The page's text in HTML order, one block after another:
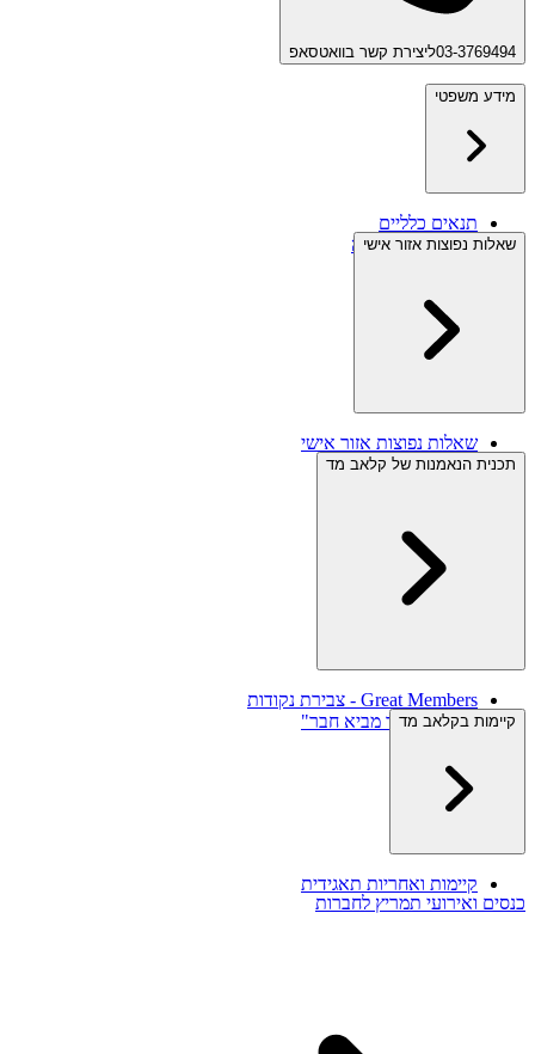
03-3769494ליצירת קשר בוואטסאפ
מידע משפטי
תנאים כלליים
תנאי ביטול עסקה
שאלות נפוצות אזור אישי
שאלות נפוצות אזור אישי
תכנית הנאמנות של קלאב מד
Great Members - צבירת נקודות
תוכנית "חבר מביא חבר"
קיימות בקלאב מד
קיימות ואחריות תאגידית
כנסים ואירועי תמריץ לחברות